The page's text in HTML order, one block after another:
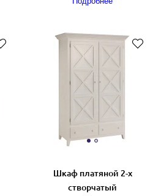
Шкаф платяной 2-х
створчатый